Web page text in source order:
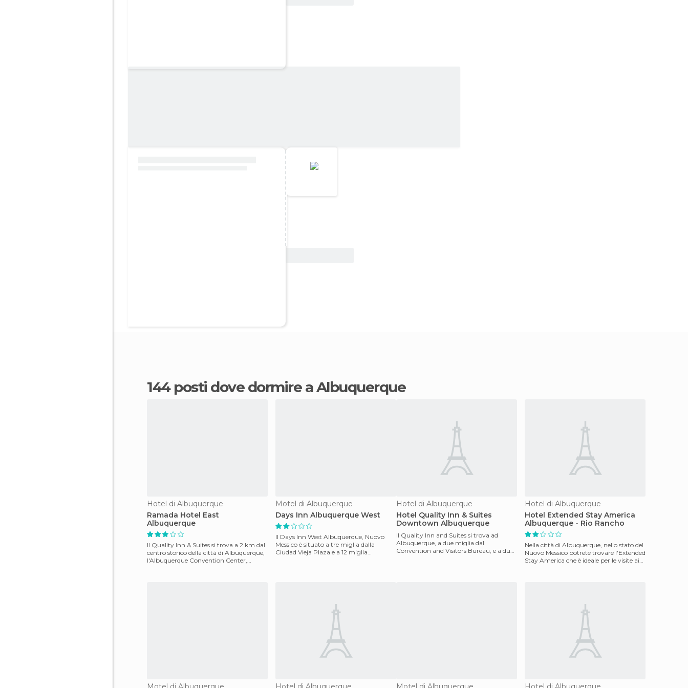
144 posti dove dormire a Albuquerque
Hotel di Albuquerque
Ramada Hotel East
Albuquerque
Il Quality Inn & Suites si trova a 2 km dal
centro storico della città di Albuquerque,
l'Albuquerque Convention Center,
Motel di Albuquerque
Days Inn Albuquerque West
Il Days Inn West Albuquerque, Nuovo
Messico è situato a tre miglia dalla
Ciudad Vieja Plaza e a 12 miglia
Hotel di Albuquerque
Hotel Quality Inn & Suites
Downtown Albuquerque
Il Quality Inn and Suites si trova ad
Albuquerque, a due miglia dal
Convention and Visitors Bureau, e a due
Hotel di Albuquerque
Hotel Extended Stay America
Albuquerque - Rio Rancho
Nella città di Albuquerque, nello stato del
Nuovo Messico potrete trovare l'Extended
Stay America che è ideale per le visite ai